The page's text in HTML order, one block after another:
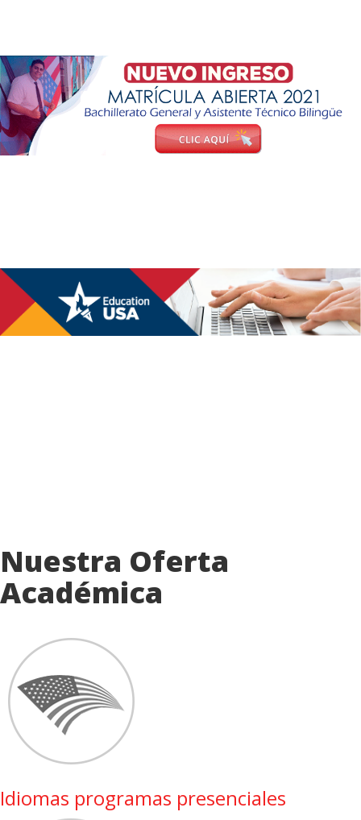
Nuestra Oferta
Académica
Idiomas programas presenciales